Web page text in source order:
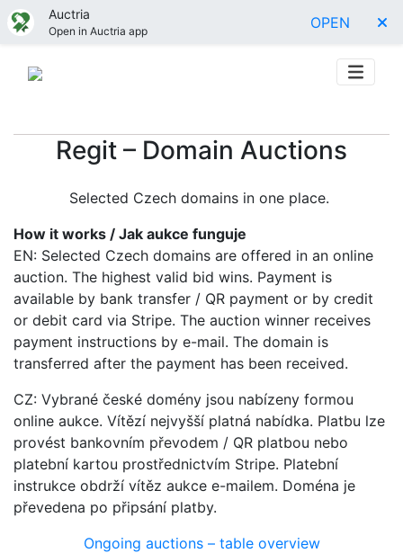
Auctria
Open in Auctria app OPEN
Regit – Domain Auctions
Selected Czech domains in one place.
How it works / Jak aukce funguje
EN: Selected Czech domains are offered in an online
auction. The highest valid bid wins. Payment is
available by bank transfer / QR payment or by credit
or debit card via Stripe. The auction winner receives
payment instructions by e-mail. The domain is
transferred after the payment has been received.
CZ: Vybrané české domény jsou nabízeny formou
online aukce. Vítězí nejvyšší platná nabídka. Platbu lze
provést bankovním převodem / QR platbou nebo
platební kartou prostřednictvím Stripe. Platební
instrukce obdrží vítěz aukce e-mailem. Doména je
převedena po připsání platby.
Ongoing auctions – table overview